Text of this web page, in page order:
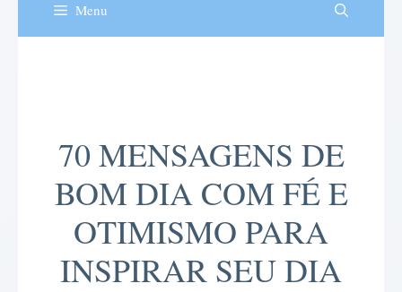
Menu
70 MENSAGENS DE
BOM DIA COM FÉ E
OTIMISMO PARA
INSPIRAR SEU DIA